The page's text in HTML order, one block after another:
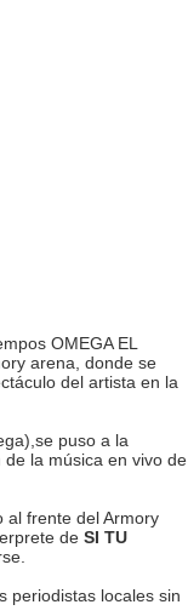
OMEGA EL
arena, donde se
del artista en la
puso a la
la música en vivo de
al frente del Armory
de SI TU
periodistas locales sin